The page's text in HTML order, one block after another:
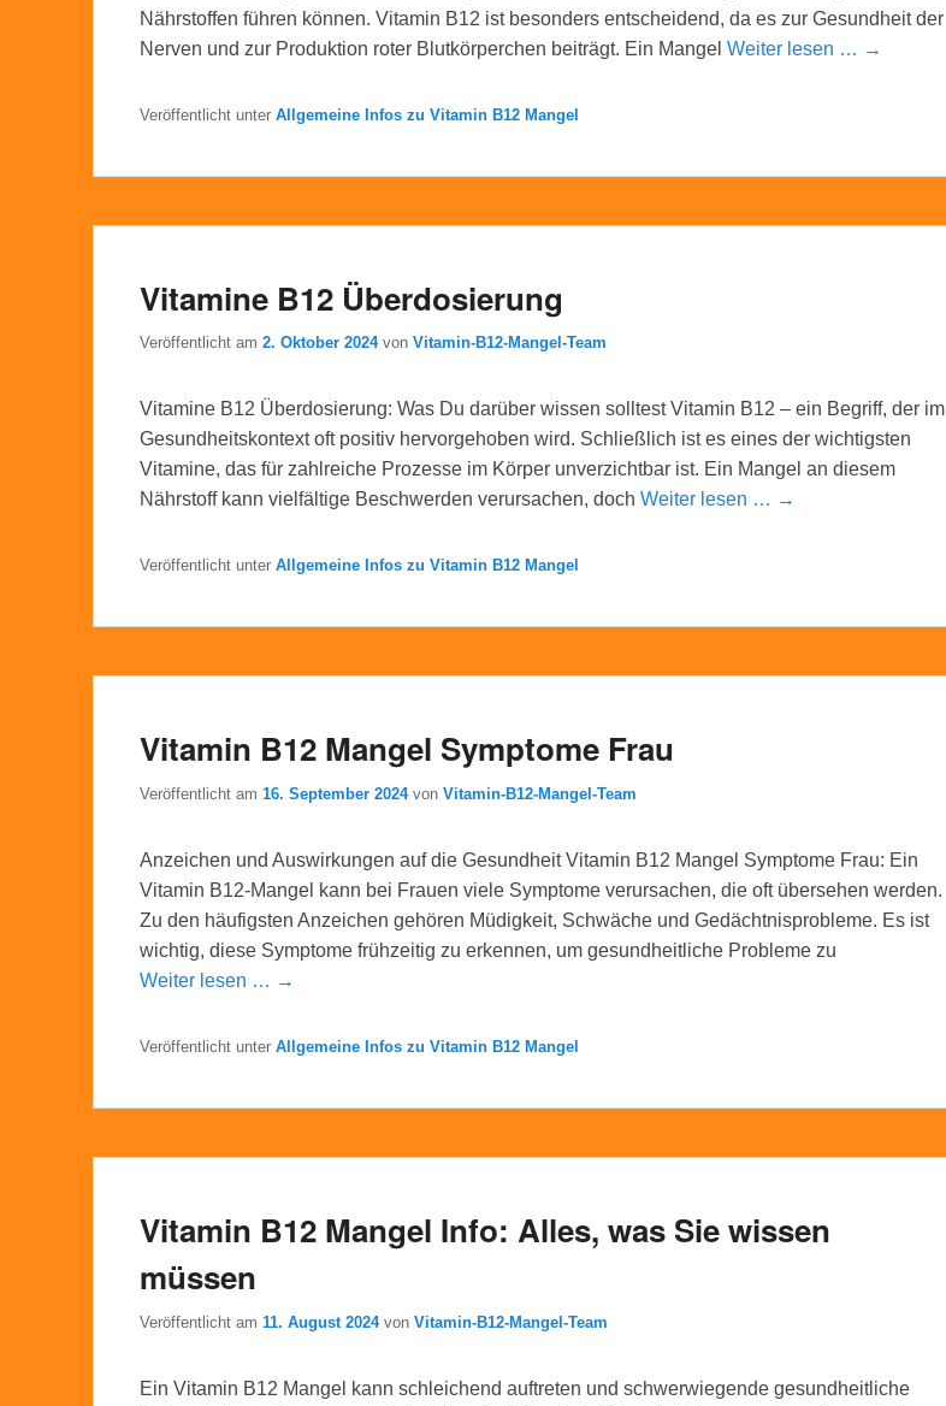
Nährstoffen führen können. Vitamin B12 ist besonders entscheidend, da es zur Gesundheit der
Nerven und zur Produktion roter Blutkörperchen beiträgt. Ein Mangel Weiter lesen … →
Veröffentlicht unter Allgemeine Infos zu Vitamin B12 Mangel
Vitamine B12 Überdosierung
Veröffentlicht am 2. Oktober 2024 von Vitamin-B12-Mangel-Team
Vitamine B12 Überdosierung: Was Du darüber wissen solltest Vitamin B12 – ein Begriff, der im
Gesundheitskontext oft positiv hervorgehoben wird. Schließlich ist es eines der wichtigsten
Vitamine, das für zahlreiche Prozesse im Körper unverzichtbar ist. Ein Mangel an diesem
Nährstoff kann vielfältige Beschwerden verursachen, doch Weiter lesen … →
Veröffentlicht unter Allgemeine Infos zu Vitamin B12 Mangel
Vitamin B12 Mangel Symptome Frau
Veröffentlicht am 16. September 2024 von Vitamin-B12-Mangel-Team
Anzeichen und Auswirkungen auf die Gesundheit Vitamin B12 Mangel Symptome Frau: Ein
Vitamin B12-Mangel kann bei Frauen viele Symptome verursachen, die oft übersehen werden.
Zu den häufigsten Anzeichen gehören Müdigkeit, Schwäche und Gedächtnisprobleme. Es ist
wichtig, diese Symptome frühzeitig zu erkennen, um gesundheitliche Probleme zu
Weiter lesen … →
Veröffentlicht unter Allgemeine Infos zu Vitamin B12 Mangel
Vitamin B12 Mangel Info: Alles, was Sie wissen
müssen
Veröffentlicht am 11. August 2024 von Vitamin-B12-Mangel-Team
Ein Vitamin B12 Mangel kann schleichend auftreten und schwerwiegende gesundheitliche